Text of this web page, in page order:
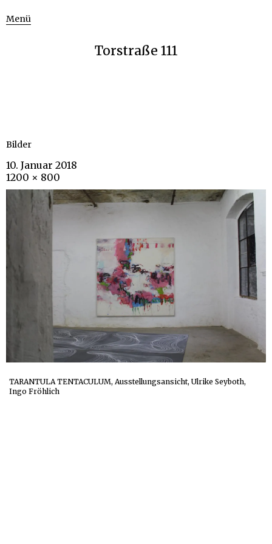
Menü
Torstraße 111
Bilder
10. Januar 2018
1200 × 800
TARANTULA TENTACULUM, Ausstellungsansicht, Ulrike Seyboth,
Ingo Fröhlich